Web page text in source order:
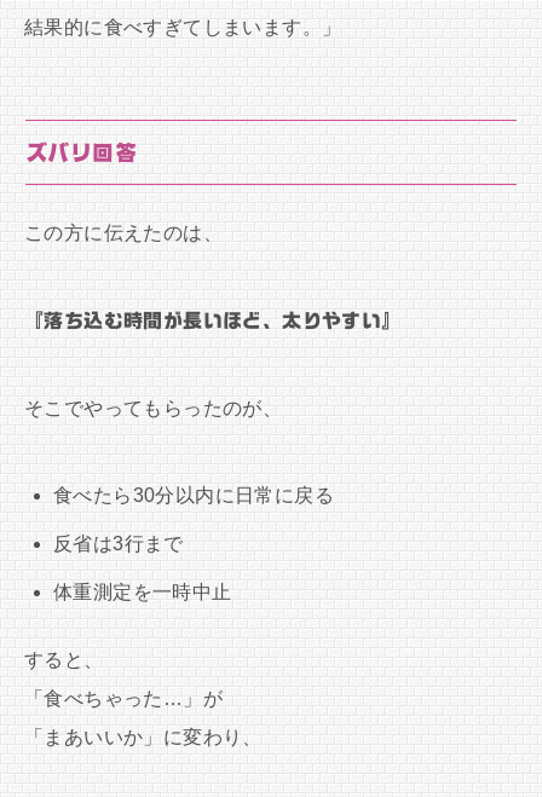
結果的に食べすぎてしまいます。」
ズバリ回答
この方に伝えたのは、
『落ち込む時間が長いほど、太りやすい』
そこでやってもらったのが、
食べたら30分以内に日常に戻る
反省は3行まで
体重測定を一時中止
すると、
「食べちゃった…」が
「まあいいか」に変わり、